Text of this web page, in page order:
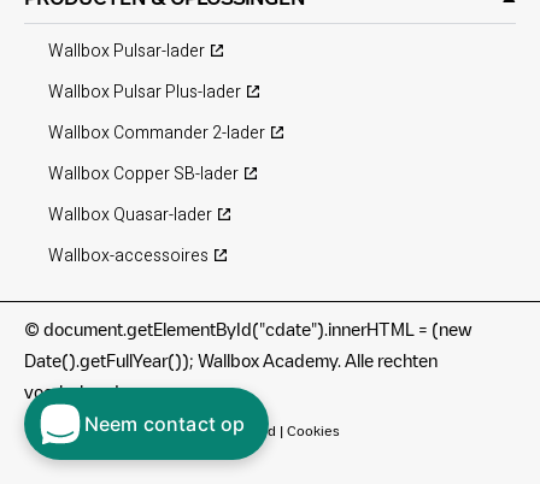
Wallbox Pulsar-lader
Wallbox Pulsar Plus-lader
Wallbox Commander 2-lader
Wallbox Copper SB-lader
Wallbox Quasar-lader
Wallbox-accessoires
© document.getElementById("cdate").innerHTML = (new
Date().getFullYear()); Wallbox Academy. Alle rechten
voorbehouden.
Gebruiksvoorwaarden|Privacybeleid | Cookies
Neem contact op